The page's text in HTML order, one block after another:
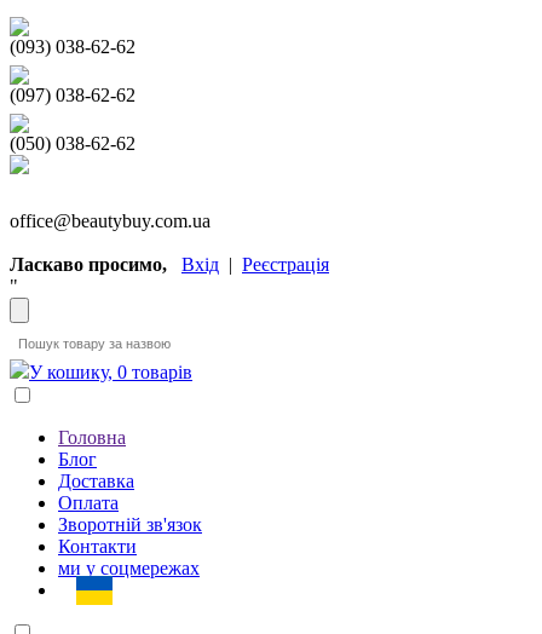
(093) 038-62-62
(097) 038-62-62
(050) 038-62-62
office@beautybuy.com.ua
Ласкаво просимо, Вхід | Реєстрація
"
У кошику, 0 товарів
Головна
Блог
Доставка
Оплата
Зворотній зв'язок
Контакти
ми у соцмережах